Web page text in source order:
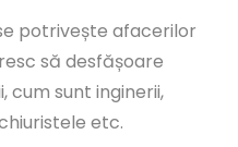
potrivește afacerilor
să desfășoare
cum sunt inginerii,
etc.